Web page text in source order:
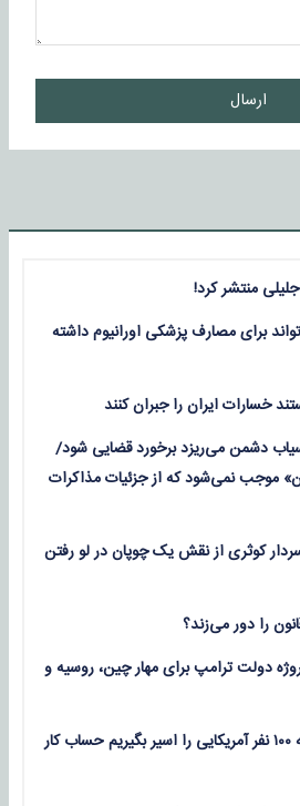
ارسال
منتشر کرد!
برای مصارف پزشکی اورانیوم داشته
دشمن می‌ریزد برخورد قضایی شود/
موجب نمی‌شود که از جزئیات مذاکرات
کوثری از نقش یک چوپان در لو رفتن
را دور می‌زند؟
دولت ترامپ برای مهار چین، روسیه و
محسن رضایی: روزی که ۱۰۰ نفر آمریکایی را اسیر بگیریم حساب کار